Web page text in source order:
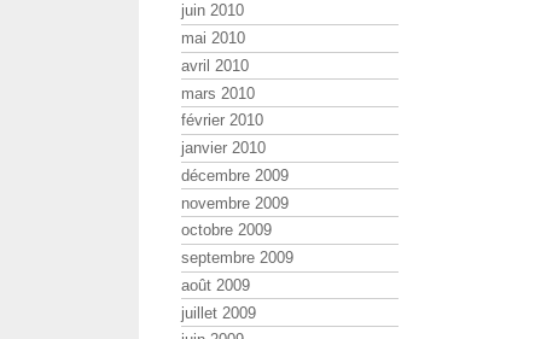
juin 2010
mai 2010
avril 2010
mars 2010
février 2010
janvier 2010
décembre 2009
novembre 2009
octobre 2009
septembre 2009
août 2009
juillet 2009